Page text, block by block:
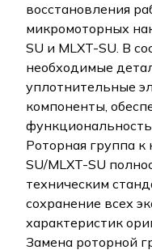
восстановления
микромоторных
SU и MLXT-SU. В
необходимые
уплотнительные
компоненты,
Роторная группа к
SU/MLXT-SU
техническим
сохранение всех
характеристик
Замена роторной